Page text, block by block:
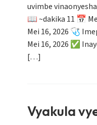
uvimbe
📖 ~dakika 11 📅
Mei 16, 2026 🩺
Mei 16, 2026 ✅
[…]
Vyakula